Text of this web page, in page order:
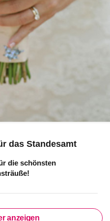
das Standesamt
die schönsten
anzeigen